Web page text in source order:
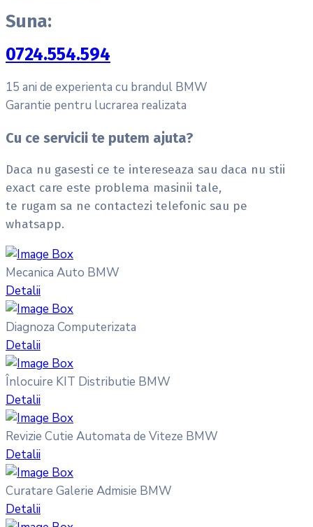
Suna:
0724.554.594
15 ani de experienta cu brandul BMW
Garantie pentru lucrarea realizata
Cu ce servicii te putem ajuta?
Daca nu gasesti ce te intereseaza sau daca nu stii
exact care este problema masinii tale,
te rugam sa ne contactezi telefonic sau pe
whatsapp.
Mecanica Auto BMW
Detalii
Diagnoza Computerizata
Detalii
Înlocuire KIT Distributie BMW
Detalii
Revizie Cutie Automata de Viteze BMW
Detalii
Curatare Galerie Admisie BMW
Detalii